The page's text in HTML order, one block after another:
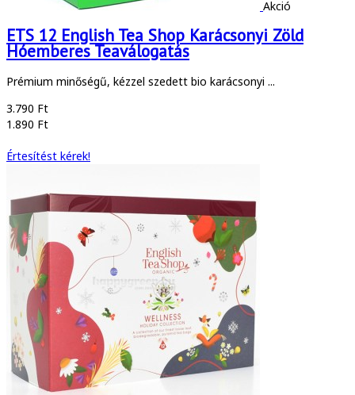
Akció
ETS 12 English Tea Shop Karácsonyi Zöld
Hóemberes Teaválogatás
Prémium minőségű, kézzel szedett bio karácsonyi ...
3.790 Ft
1.890 Ft
Értesítést kérek!